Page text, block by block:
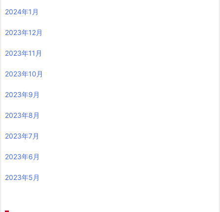
2024年1月
2023年12月
2023年11月
2023年10月
2023年9月
2023年8月
2023年7月
2023年6月
2023年5月